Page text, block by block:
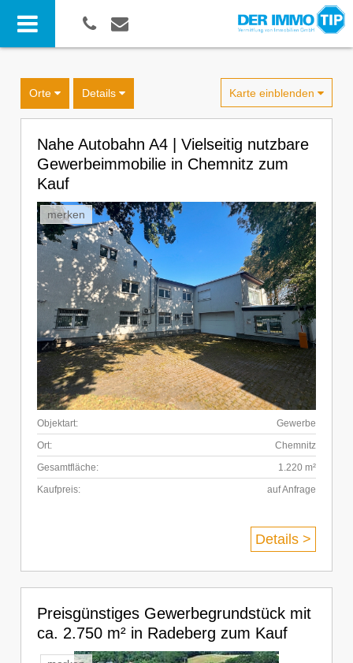
Details
Orte Karte einblenden
Nahe Autobahn A4 | Vielseitig nutzbare
Gewerbeimmobilie in Chemnitz zum
Kauf
merken
Objektart:
Gewerbe
Ort:
Chemnitz
Gesamtfläche:
1.220 m²
Kaufpreis:
auf Anfrage
Details >
Preisgünstiges Gewerbegrundstück mit
ca. 2.750 m² in Radeberg zum Kauf